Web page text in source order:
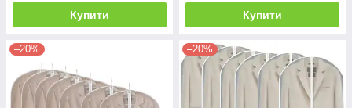
Купити Купити
–20% –20%